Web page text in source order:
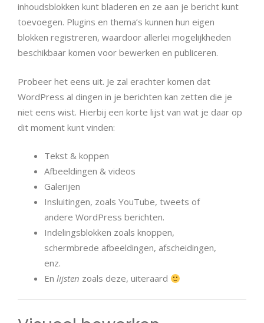
inhoudsblokken kunt bladeren en ze aan je bericht kunt
toevoegen. Plugins en thema’s kunnen hun eigen
blokken registreren, waardoor allerlei mogelijkheden
beschikbaar komen voor bewerken en publiceren.
Probeer het eens uit. Je zal erachter komen dat
WordPress al dingen in je berichten kan zetten die je
niet eens wist. Hierbij een korte lijst van wat je daar op
dit moment kunt vinden:
Tekst & koppen
Afbeeldingen & videos
Galerijen
Insluitingen, zoals YouTube, tweets of
andere WordPress berichten.
Indelingsblokken zoals knoppen,
schermbrede afbeeldingen, afscheidingen,
enz.
En lijsten zoals deze, uiteraard